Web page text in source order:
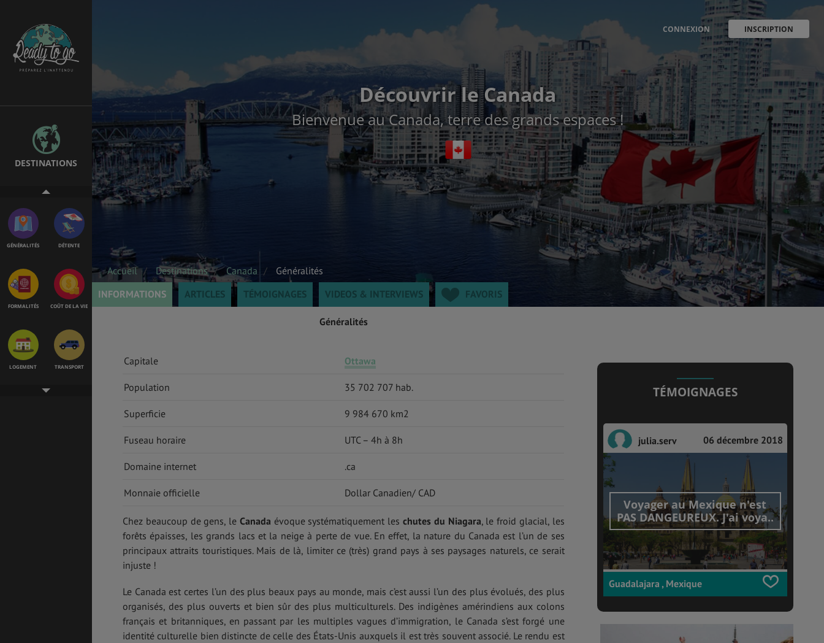
DESTINATIONS
EMPLOIS &
STAGES
BONS PLANS
GÉNÉRALITÉS DÉTENTE
FORMALITÉS COÛT DE LA VIE
LOGEMENT TRANSPORT
CONNEXION INSCRIPTION
Découvrir le Canada
Bienvenue au Canada, terre des grands espaces !
Accueil Destinations Canada
Généralités
INFORMATIONS
ARTICLES TÉMOIGNAGES VIDEOS & INTERVIEWS FAVORIS
Généralités
Capitale Ottawa
Population 35 702 707 hab.
Superficie 9 984 670 km2
Fuseau horaire UTC – 4h à 8h
Domaine internet .ca
Monnaie officielle Dollar Canadien/ CAD
Chez beaucoup de gens, le Canada évoque systématiquement leschutes du Niagara, le froid glacial, les
forêts épaisses, les grands lacs et la neige à perte de vue. En effet, la nature du Canada est l’un de ses
principaux attraits touristiques. Mais de là, limiter ce (très) grand pays à ses paysages naturels, ce serait
injuste !
Le Canada est certes l’un des plus beaux pays au monde, mais c’est aussi l’un des plus évolués, des plus
organisés, des plus ouverts et bien sûr des plus multiculturels. Des indigènes amérindiens aux colons
français et britanniques, en passant par les multiples vagues d’immigration, le Canada s’est forgé une
identité culturelle bien distincte de celle des États-Unis auxquels il est très souvent associé. Le rendu est
TÉMOIGNAGES
julia.serv 06 décembre 2018
Voyager au Mexique n'est
PAS DANGEUREUX. J'ai voya..
Guadalajara , Mexique